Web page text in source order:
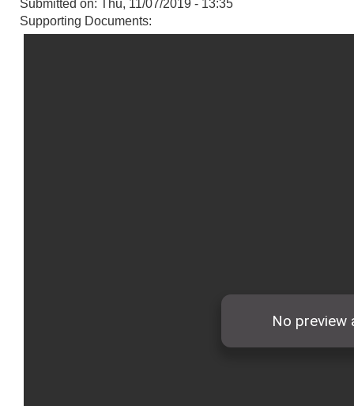
Submitted on: Thu, 11/07/2019 - 13:35
Supporting Documents: